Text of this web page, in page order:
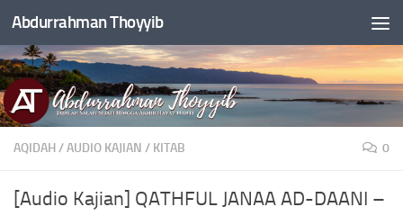
Skip to content
Abdurrahman Thoyyib
AQIDAH/AUDIO KAJIAN / KITAB 0
[Audio Kajian] QATHFUL JANAA AD-DAANI –